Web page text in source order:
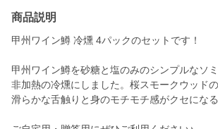
商品説明
甲州ワイン鱒 冷燻 4パックのセットです！
甲州ワイン鱒を砂糖と塩のみのシンプルなソ
非加熱の冷燻にしました。桜スモークウッド
滑らかな舌触りと身のモチモチ感がクセにな